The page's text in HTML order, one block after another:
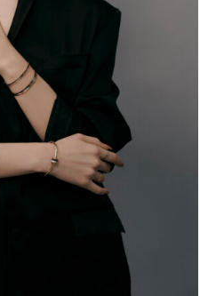
BOUCHERON, OU
CARTOGRAPHIE
DU LUXE...